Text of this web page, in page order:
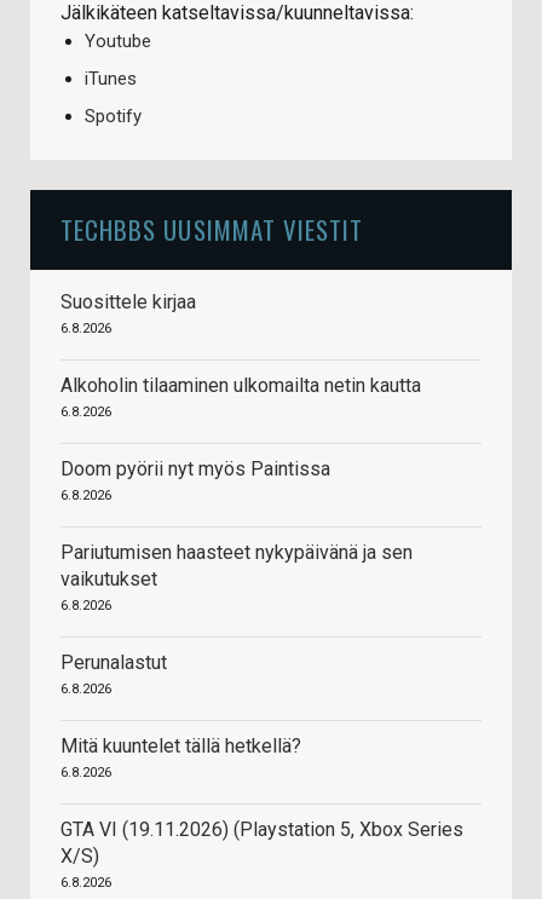
Jälkikäteen katseltavissa/kuunneltavissa:
Youtube
iTunes
Spotify
TECHBBS UUSIMMAT VIESTIT
Suosittele kirjaa
6.8.2026
Alkoholin tilaaminen ulkomailta netin kautta
6.8.2026
Doom pyörii nyt myös Paintissa
6.8.2026
Pariutumisen haasteet nykypäivänä ja sen
vaikutukset
6.8.2026
Perunalastut
6.8.2026
Mitä kuuntelet tällä hetkellä?
6.8.2026
GTA VI (19.11.2026) (Playstation 5, Xbox Series
X/S)
6.8.2026